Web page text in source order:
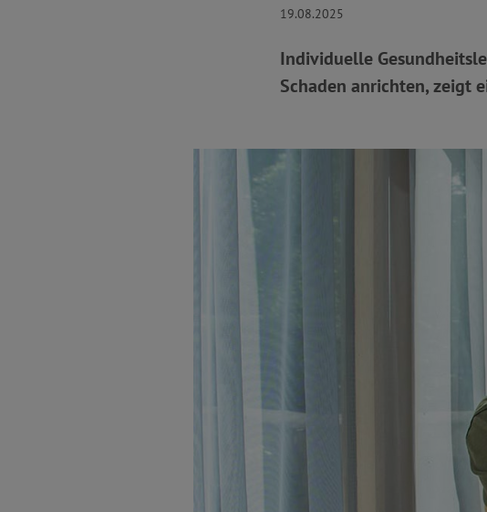
19.08.2025
Individuelle
Schaden anrichten, zeigt